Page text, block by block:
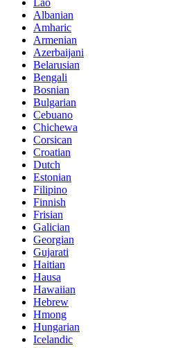
Lao
Albanian
Amharic
Armenian
Azerbaijani
Belarusian
Bengali
Bosnian
Bulgarian
Cebuano
Chichewa
Corsican
Croatian
Dutch
Estonian
Filipino
Finnish
Frisian
Galician
Georgian
Gujarati
Haitian
Hausa
Hawaiian
Hebrew
Hmong
Hungarian
Icelandic